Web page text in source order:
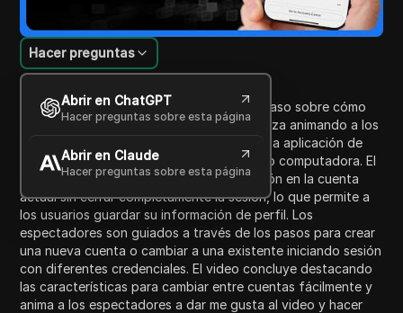
Introducción al contenido
Hacer preguntas
Abrir en ChatGPT
Hacer preguntas sobre esta página
Abrir en Claude
Hacer preguntas sobre esta página
Este video proporciona una guía paso a paso sobre cómo
agregar otra cuenta en Facebook. Comienza animando a los
espectadores a suscribirse antes de abrir la aplicación de
Facebook en su dispositivo, ya sea móvil o computadora. El
narrador explica el proceso de cerrar sesión en la cuenta
actual sin cerrar completamente la sesión, lo que permite a
los usuarios guardar su información de perfil. Los
espectadores son guiados a través de los pasos para crear
una nueva cuenta o cambiar a una existente iniciando sesión
con diferentes credenciales. El video concluye destacando
las características para cambiar entre cuentas fácilmente y
anima a los espectadores a dar me gusta al video y hacer